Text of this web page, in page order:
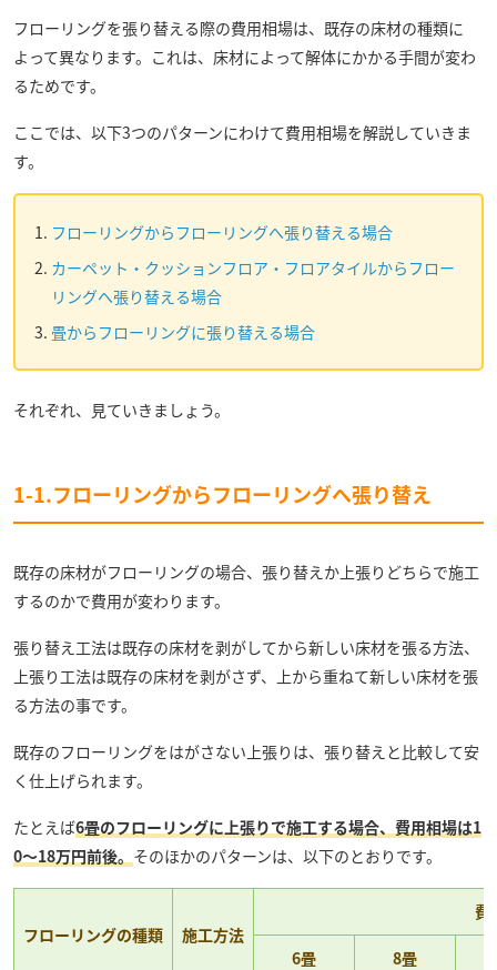
フローリングを張り替える際の費用相場は、既存の床材の種類に
よって異なります。これは、床材によって解体にかかる手間が変わ
るためです。
ここでは、以下3つのパターンにわけて費用相場を解説していきま
す。
フローリングからフローリングへ張り替える場合
カーペット・クッションフロア・フロアタイルからフロー
リングへ張り替える場合
畳からフローリングに張り替える場合
それぞれ、見ていきましょう。
1-1.フローリングからフローリングへ張り替え
既存の床材がフローリングの場合、張り替えか上張りどちらで施工
するのかで費用が変わります。
張り替え工法は既存の床材を剥がしてから新しい床材を張る方法、
上張り工法は既存の床材を剥がさず、上から重ねて新しい床材を張
る方法の事です。
既存のフローリングをはがさない上張りは、張り替えと比較して安
く仕上げられます。
たとえば6畳のフローリングに上張りで施工する場合、費用相場は1
0〜18万円前後。 そのほかのパターンは、以下のとおりです。
フローリングの種類 施工方法
費
6畳 8畳